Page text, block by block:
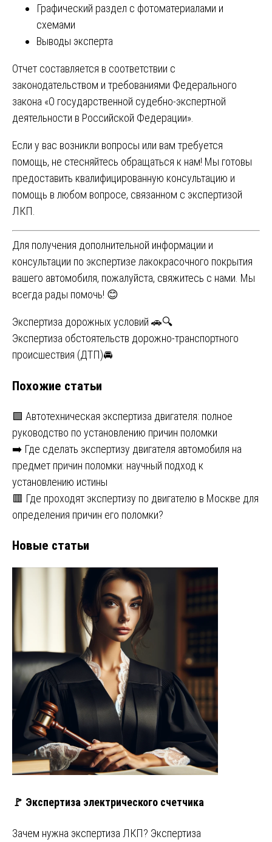
Графический раздел с фотоматериалами и
схемами
Выводы эксперта
Отчет составляется в соответствии с
законодательством и требованиями Федерального
закона «О государственной судебно-экспертной
деятельности в Российской Федерации».
Если у вас возникли вопросы или вам требуется
помощь, не стесняйтесь обращаться к нам! Мы готовы
предоставить квалифицированную консультацию и
помощь в любом вопросе, связанном с экспертизой
ЛКП.
Для получения дополнительной информации и
консультации по экспертизе лакокрасочного покрытия
вашего автомобиля, пожалуйста, свяжитесь с нами. Мы
всегда рады помочь! 😊
Навигация
по
Экспертиза дорожных условий 🚗🔍
Экспертиза обстоятельств дорожно-транспортного
происшествия (ДТП)🚘
Похожие статьи
🟩 Автотехническая экспертиза двигателя: полное
руководство по установлению причин поломки
➡️ Где сделать экспертизу двигателя автомобиля на
предмет причин поломки: научный подход к
установлению истины
🟥 Где проходят экспертизу по двигателю в Москве для
определения причин его поломки?
Новые статьи
🚩 Экспертиза электрического счетчика
Зачем нужна экспертиза ЛКП? Экспертиза